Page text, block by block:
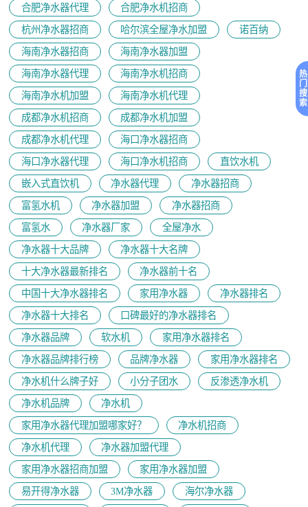
合肥净水器代理
合肥净水机招商
杭州净水器招商
哈尔滨全屋净水加盟
诺百纳
海南净水器招商
海南净水器加盟
海南净水器代理
海南净水机招商
海南净水机加盟
海南净水机代理
成都净水机招商
成都净水机加盟
成都净水机代理
海口净水器招商
海口净水器代理
海口净水机招商
直饮水机
嵌入式直饮机
净水器代理
净水器招商
富氢水机
净水器加盟
净水器招商
富氢水
净水器厂家
全屋净水
净水器十大品牌
净水器十大名牌
十大净水器最新排名
净水器前十名
中国十大净水器排名
家用净水器
净水器排名
净水器十大排名
口碑最好的净水器排名
净水器品牌
软水机
家用净水器排名
净水器品牌排行榜
品牌净水器
家用净水器排名
净水机什么牌子好
小分子团水
反渗透净水机
净水机品牌
净水机
家用净水器代理加盟哪家好？
净水机招商
净水机代理
净水器加盟代理
家用净水器招商加盟
家用净水器加盟
易开得净水器
3M净水器
海尔净水器
热
门
搜
索